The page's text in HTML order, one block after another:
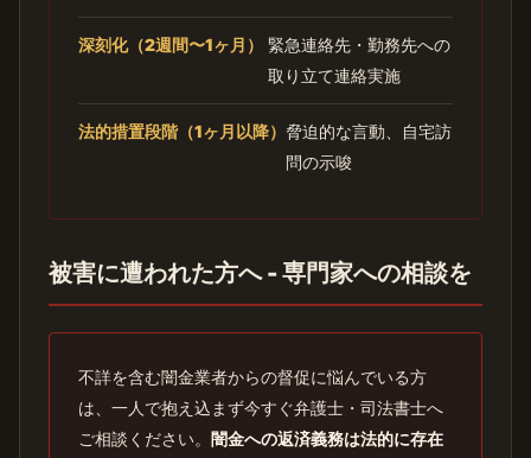
深刻化（2週間〜1ヶ月）
緊急連絡先・勤務先への
取り立て連絡実施
法的措置段階（1ヶ月以降） 脅迫的な言動、自宅訪
問の示唆
被害に遭われた方へ - 専門家への相談を
不詳を含む闇金業者からの督促に悩んでいる方
は、一人で抱え込まず今すぐ弁護士・司法書士へ
ご相談ください。 闇金への返済義務は法的に存在